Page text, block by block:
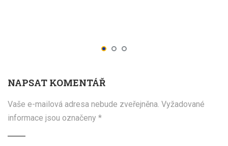
NAPSAT KOMENTÁŘ
Vaše e-mailová adresa nebude zveřejněna. Vyžadované
informace jsou označeny *